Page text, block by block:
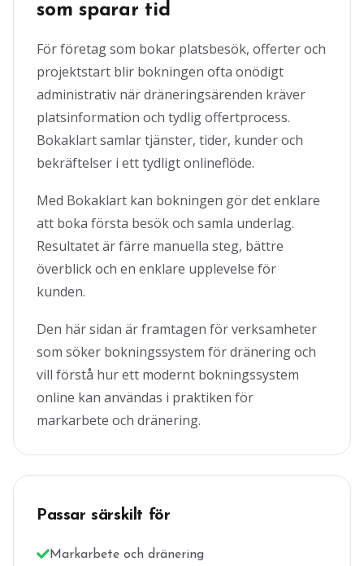
som sparar tid
För företag som bokar platsbesök, offerter och
projektstart blir bokningen ofta onödigt
administrativ när dräneringsärenden kräver
platsinformation och tydlig offertprocess.
Bokaklart samlar tjänster, tider, kunder och
bekräftelser i ett tydligt onlineflöde.
Med Bokaklart kan bokningen gör det enklare
att boka första besök och samla underlag.
Resultatet är färre manuella steg, bättre
överblick och en enklare upplevelse för
kunden.
Den här sidan är framtagen för verksamheter
som söker bokningssystem för dränering och
vill förstå hur ett modernt bokningssystem
online kan användas i praktiken för
markarbete och dränering.
Passar särskilt för
Markarbete och dränering